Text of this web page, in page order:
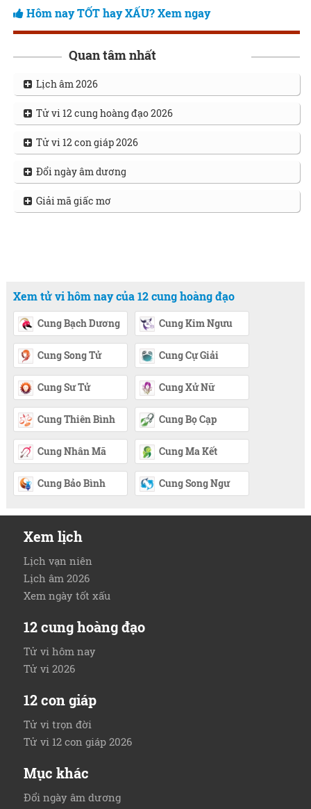
Hôm nay TỐT hay XẤU? Xem ngay
Quan tâm nhất
Lịch âm 2026
Tử vi 12 cung hoàng đạo 2026
Tử vi 12 con giáp 2026
Đổi ngày âm dương
Giải mã giấc mơ
Xem tử vi hôm nay của 12 cung hoàng đạo
Cung Bạch Dương Cung Kim Ngưu
Cung Song Tử Cung Cự Giải
Cung Sư Tử Cung Xử Nữ
Cung Thiên Bình Cung Bọ Cạp
Cung Nhân Mã Cung Ma Kết
Cung Bảo Bình Cung Song Ngư
Xem lịch
Lịch vạn niên
Lịch âm 2026
Xem ngày tốt xấu
12 cung hoàng đạo
Tử vi hôm nay
Tử vi 2026
12 con giáp
Tử vi trọn đời
Tử vi 12 con giáp 2026
Mục khác
Đổi ngày âm dương